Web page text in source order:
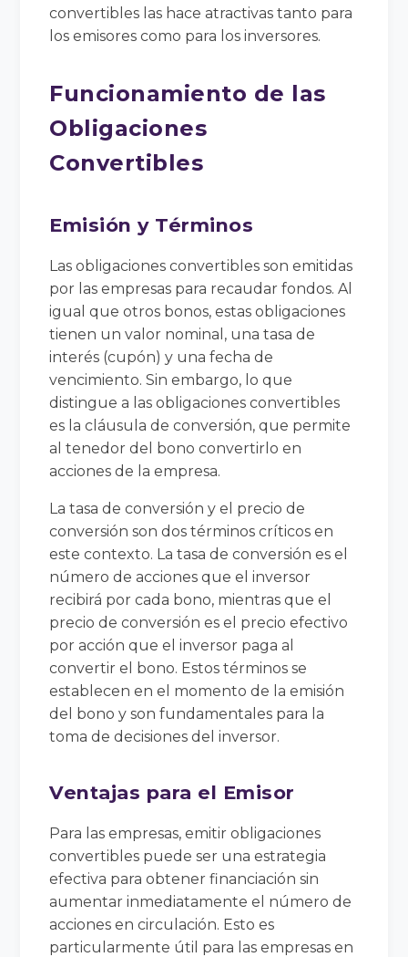
convertibles las hace atractivas tanto para
los emisores como para los inversores.
Funcionamiento de las
Obligaciones
Convertibles
Emisión y Términos
Las obligaciones convertibles son emitidas
por las empresas para recaudar fondos. Al
igual que otros bonos, estas obligaciones
tienen un valor nominal, una tasa de
interés (cupón) y una fecha de
vencimiento. Sin embargo, lo que
distingue a las obligaciones convertibles
es la cláusula de conversión, que permite
al tenedor del bono convertirlo en
acciones de la empresa.
La tasa de conversión y el precio de
conversión son dos términos críticos en
este contexto. La tasa de conversión es el
número de acciones que el inversor
recibirá por cada bono, mientras que el
precio de conversión es el precio efectivo
por acción que el inversor paga al
convertir el bono. Estos términos se
establecen en el momento de la emisión
del bono y son fundamentales para la
toma de decisiones del inversor.
Ventajas para el Emisor
Para las empresas, emitir obligaciones
convertibles puede ser una estrategia
efectiva para obtener financiación sin
aumentar inmediatamente el número de
acciones en circulación. Esto es
particularmente útil para las empresas en